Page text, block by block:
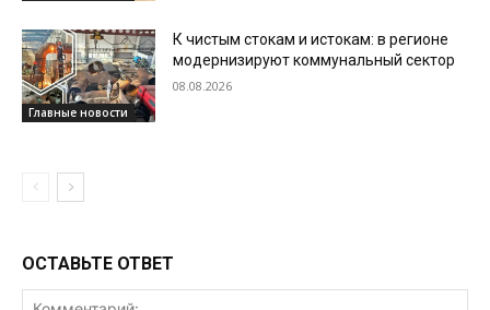
Главные новости
К чистым стокам и истокам: в регионе
модернизируют коммунальный сектор
08.08.2026
ОСТАВЬТЕ ОТВЕТ